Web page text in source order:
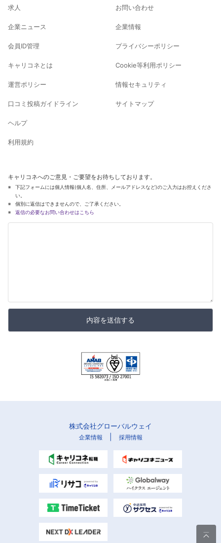
求人
企業ニュース
会員ID管理
キャリコネとは
運営ポリシー
口コミ投稿ガイドライン
ヘルプ
利用規約
お問い合わせ
企業情報
プライバシーポリシー
Cookie等利用ポリシー
情報セキュリティ
サイトマップ
キャリコネへのご意見・ご要望をお待ちしております。
下記フォームには個人情報(個人名、住所、メールアドレスなど)のご入力はお控えくださ
い。
個別に返信はできませんので、ご了承ください。
返信の必要なお問い合わせはこちら
内容を送信する
株式会社グローバルウェイ
企業情報 採用情報
